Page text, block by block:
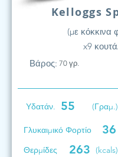
Kelloggs
(με κόκκινα
x9
Βάρος: 70 γρ.
Υδατάν. 55 (Γραμ.)
Γλυκαιμικό Φορτίο 36
Θερμίδες 263 (kcals)